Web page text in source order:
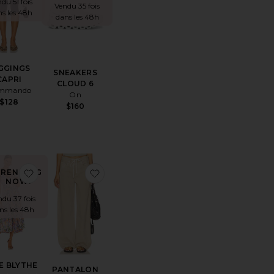
les 48h
$128
Vendu 35 fois
dans les 48h
SNEAKERS
CLOUD 6
On
$160
EN JEAN 501 ORIGINAL
aux préférésBASKETS DE RANDONNÉE XT-6
NOW!
37 fois
les 48h
BLYTHE
ajouter aux préférésROBE BLYTHE
PANTALON